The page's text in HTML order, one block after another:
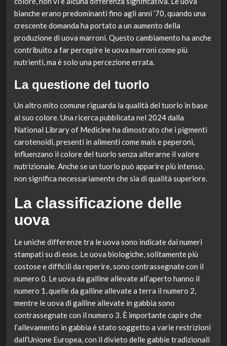
bianche erano predominanti fino agli anni ’70, quando una
crescente domanda ha portato a un aumento della
produzione di uova marroni. Questo cambiamento ha anche
contribuito a far percepire le uova marroni come più
nutrienti, ma è solo una percezione errata.
La questione del tuorlo
Un altro mito comune riguarda la qualità del tuorlo in base
al suo colore. Una ricerca pubblicata nel 2024 dalla
National Library of Medicine ha dimostrato che i pigmenti
carotenoidi, presenti in alimenti come mais e peperoni,
influenzano il colore del tuorlo senza alterarne il valore
nutrizionale. Anche se un tuorlo può apparire più intenso,
non significa necessariamente che sia di qualità superiore.
La classificazione delle
uova
Le uniche differenze tra le uova sono indicate dai numeri
stampati su di esse. Le uova biologiche, solitamente più
costose e difficili da reperire, sono contrassegnate con il
numero 0. Le uova da galline allevate all’aperto hanno il
numero 1, quelle da galline allevate a terra il numero 2,
mentre le uova di galline allevate in gabbia sono
contrassegnate con il numero 3. È importante capire che
l’allevamento in gabbia è stato soggetto a varie restrizioni
dall’Unione Europea, con il divieto delle gabbie tradizionali